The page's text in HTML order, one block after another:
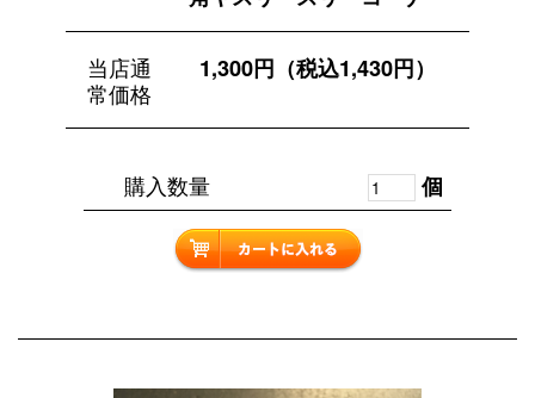
当店通
常価格
1,300円（税込1,430円）
購入数量 個